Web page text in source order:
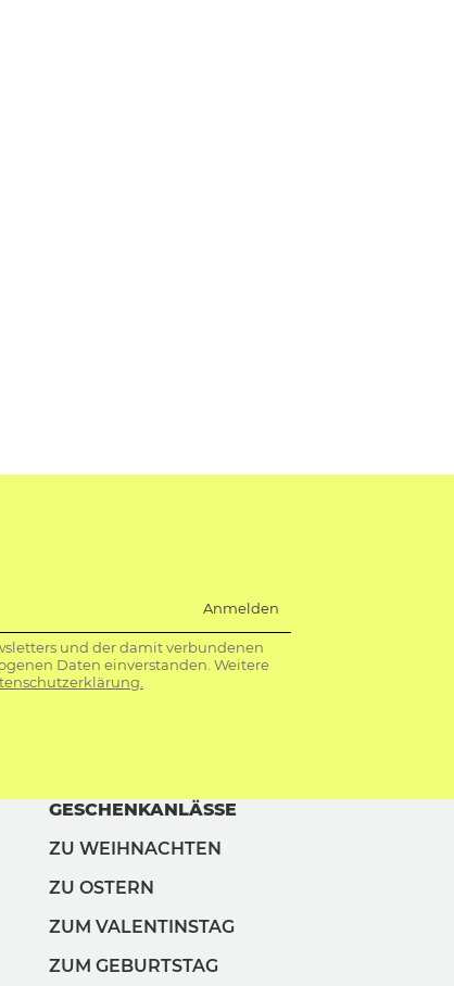
Anmelden
und der damit verbundenen
Daten einverstanden. Weitere
GESCHENKANLÄSSE
ZU WEIHNACHTEN
ZU OSTERN
ZUM VALENTINSTAG
ZUM GEBURTSTAG